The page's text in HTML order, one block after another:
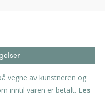
vegne av kunstneren og
inntil varen er betalt. Les